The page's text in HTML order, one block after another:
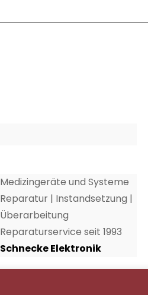
Medizingeräte und Systeme
Reparatur | Instandsetzung |
Überarbeitung
Reparaturservice seit 1993
Schnecke Elektronik